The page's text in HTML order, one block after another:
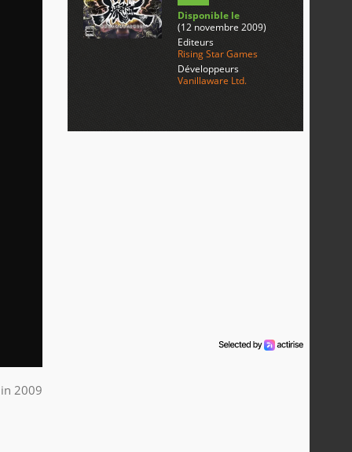
2009
Disponible le
(12 novembre 2009)
Editeurs
Rising Star Games
Développeurs
Vanillaware Ltd.